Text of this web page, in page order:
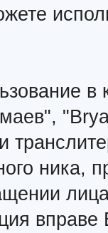
в
ника,